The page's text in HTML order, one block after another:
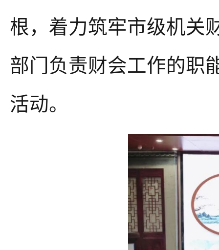
根，着力筑牢市级机关
部门负责财会工作的职
活动。